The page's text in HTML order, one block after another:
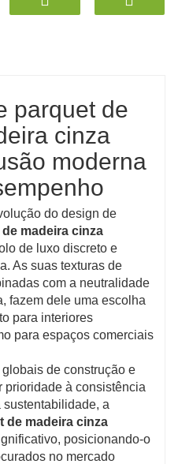
parquet de
cinza
moderna
do design de
madeira cinza
de luxo discreto e
As suas texturas de
com a neutralidade
fazem dele uma escolha
para interiores
para espaços comerciais
de construção e
prioridade à consistência
a
de madeira cinza
posicionando-o
no mercado